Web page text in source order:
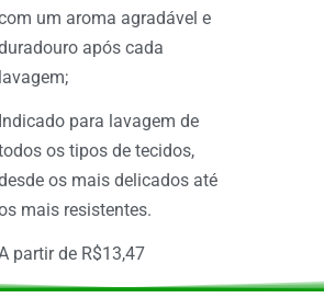
um aroma agradável e
após cada
lavagem;
Indicado para lavagem de
os tipos de tecidos,
os mais delicados até
mais resistentes.
partir de R$13,47